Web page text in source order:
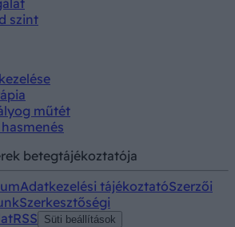
szint
műtét
betegtájékoztatója
Adatkezelési tájékoztatóSzerzői
Szerkesztőségi
RSS Süti beállítások